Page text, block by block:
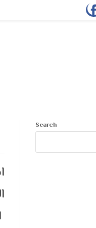
Search